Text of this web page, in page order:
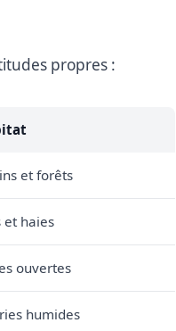
propres :
et forêts
et haies
ouvertes
humides